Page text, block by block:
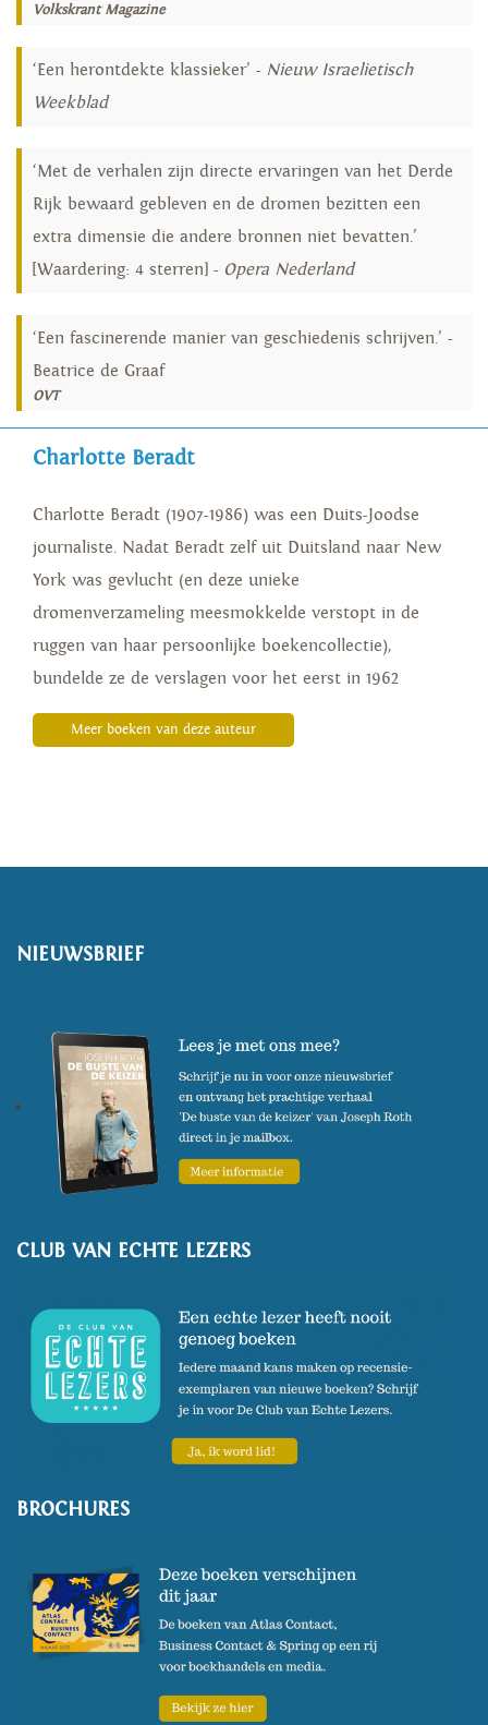
Volkskrant Magazine
‘Een herontdekte klassieker’ - Nieuw Israelietisch
Weekblad
‘Met de verhalen zijn directe ervaringen van het Derde
Rijk bewaard gebleven en de dromen bezitten een
extra dimensie die andere bronnen niet bevatten.’
[Waardering: 4 sterren] - Opera Nederland
‘Een fascinerende manier van geschiedenis schrijven.’ -
Beatrice de Graaf
OVT
Charlotte Beradt
Charlotte Beradt (1907-1986) was een Duits-Joodse
journaliste. Nadat Beradt zelf uit Duitsland naar New
York was gevlucht (en deze unieke
dromenverzameling meesmokkelde verstopt in de
ruggen van haar persoonlijke boekencollectie),
bundelde ze de verslagen voor het eerst in 1962
Meer boeken van deze auteur
NIEUWSBRIEF
CLUB VAN ECHTE LEZERS
BROCHURES